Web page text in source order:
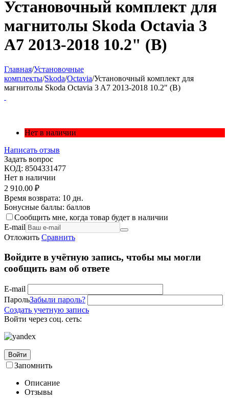
Установочный комплект для
магнитолы Skoda Octavia 3
A7 2013-2018 10.2" (B)
Главная/Установочные
комплекты/Skoda/Octavia/Установочный комплект для
магнитолы Skoda Octavia 3 A7 2013-2018 10.2" (B)
Нет в наличии
Написать отзыв
Задать вопрос
КОД: 8504331477
Нет в наличии
2 910.00 ₽
Время возврата: 10 дн.
Бонусные баллы: баллов
Сообщить мне, когда товар будет в наличии
E-mail
Отложить Сравнить
Войдите в учётную запись, чтобы мы могли
сообщить вам об ответе
E-mail
ПарольЗабыли пароль?
Создать учетную запись
Войти через соц. сеть:
Войти
Запомнить
Описание
Отзывы